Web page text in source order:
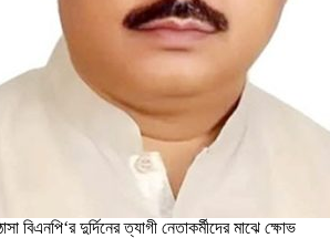
বিএনপি‘র দুর্দিনের ত্যাগী নেতাকর্মীদের মাঝে ক্ষোভ